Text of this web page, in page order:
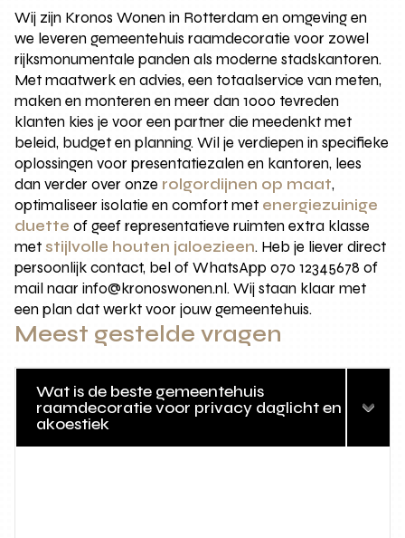
Wij zijn Kronos Wonen in Rotterdam en omgeving en
we leveren gemeentehuis raamdecoratie voor zowel
rijksmonumentale panden als moderne stadskantoren.
Met maatwerk en advies, een totaalservice van meten,
maken en monteren en meer dan 1000 tevreden
klanten kies je voor een partner die meedenkt met
beleid, budget en planning. Wil je verdiepen in specifieke
oplossingen voor presentatiezalen en kantoren, lees
dan verder over onze rolgordijnen op maat,
optimaliseer isolatie en comfort met energiezuinige
duette of geef representatieve ruimten extra klasse
metstijlvolle houten jaloezieen. Heb je liever direct
persoonlijk contact, bel of WhatsApp 070 12345678 of
mail naar info@kronoswonen.nl. Wij staan klaar met
een plan dat werkt voor jouw gemeentehuis.
Meest gestelde vragen
Wat is de beste gemeentehuis
raamdecoratie voor privacy daglicht en
akoestiek